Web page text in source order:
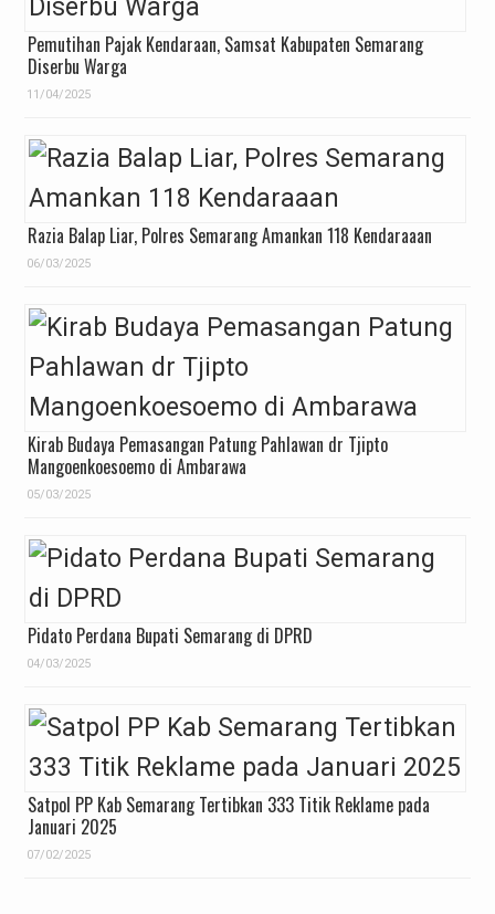
Pemutihan Pajak Kendaraan, Samsat Kabupaten Semarang
Diserbu Warga
11/04/2025
Razia Balap Liar, Polres Semarang Amankan 118 Kendaraaan
06/03/2025
Kirab Budaya Pemasangan Patung Pahlawan dr Tjipto
Mangoenkoesoemo di Ambarawa
05/03/2025
Pidato Perdana Bupati Semarang di DPRD
04/03/2025
Satpol PP Kab Semarang Tertibkan 333 Titik Reklame pada
Januari 2025
07/02/2025